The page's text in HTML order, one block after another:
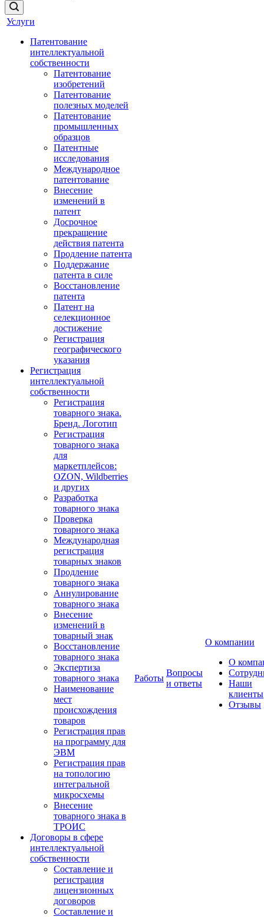
Услуги
Патентование
интеллектуальной
собственности
Патентование
изобретений
Патентование
полезных моделей
Патентование
промышленных
образцов
Патентные
исследования
Международное
патентование
Внесение
изменений в
патент
Досрочное
прекращение
действия патента
Продление патента
Поддержание
патента в силе
Восстановление
патента
Патент на
селекционное
достижение
Регистрация
географического
указания
Регистрация
интеллектуальной
собственности
Регистрация
товарного знака.
Бренд. Логотип
Регистрация
товарного знака
для
маркетплейсов:
OZON, Wildberries
и других
Разработка
товарного знака
Проверка
товарного знака
Международная
регистрация
товарных знаков
Продление
товарного знака
Аннулирование
товарного знака
Внесение
изменений в
товарный знак
Восстановление
товарного знака
Экспертиза
товарного знака
Наименование
мест
происхождения
товаров
Регистрация прав
на программу для
ЭВМ
Регистрация прав
на топологию
интегральной
микросхемы
Внесение
товарного знака в
ТРОИС
Договоры в сфере
интеллектуальной
собственности
Составление и
регистрация
лицензионных
договоров
Составление и
Работы
Вопросы
и ответы
О компании
О
Наши
клиенты
Отзывы